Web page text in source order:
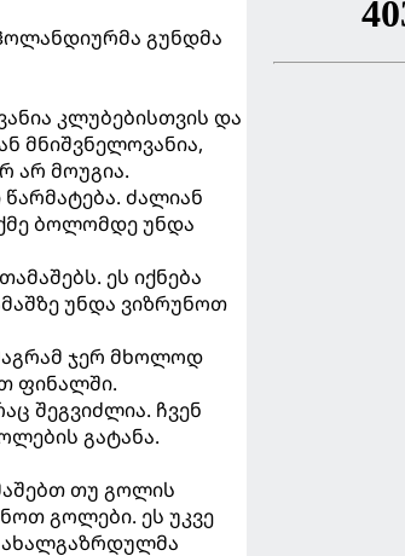
გუნდმა
კლუბებისთვის და
მნიშვნელოვანია,
არ მოუგია.
ძალიან
ბოლომდე უნდა
ეს იქნება
უნდა ვიზრუნოთ
ჯერ მხოლოდ
ფინალში.
შეგვიძლია. ჩვენ
გატანა.
თუ გოლის
გოლები. ეს უკვე
ახალგაზრდულმა